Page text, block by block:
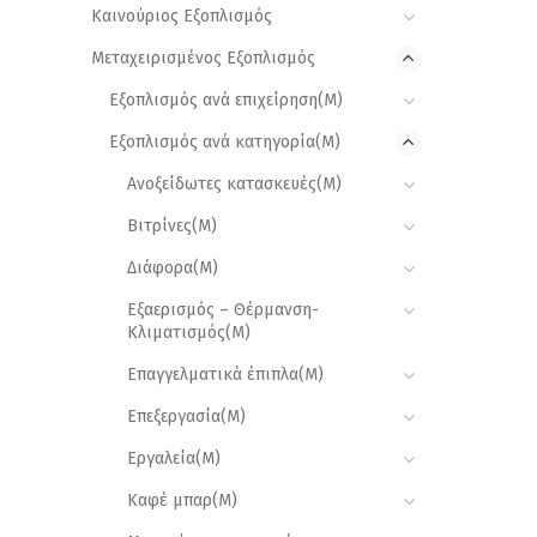
Καινούριος Εξοπλισμός
Μεταχειρισμένος Εξοπλισμός
Εξοπλισμός ανά επιχείρηση(Μ)
Εξοπλισμός ανά κατηγορία(M)
Ανοξείδωτες κατασκευές(M)
Βιτρίνες(M)
Διάφορα(M)
Εξαερισμός – Θέρμανση-
Κλιματισμός(M)
Επαγγελματικά έπιπλα(M)
Επεξεργασία(M)
Εργαλεία(M)
Καφέ μπαρ(M)